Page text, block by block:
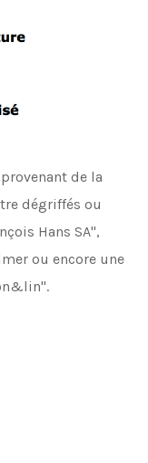
de la
dégriffés ou
Hans SA",
ou encore une